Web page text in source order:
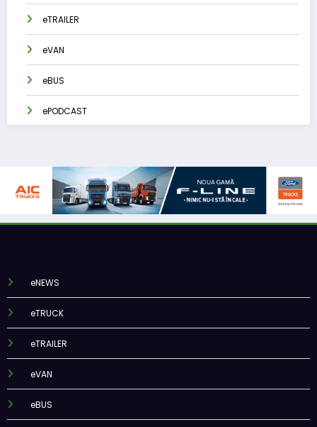
eTRAILER
eVAN
eBUS
ePODCAST
eNEWS
eTRUCK
eTRAILER
eVAN
eBUS